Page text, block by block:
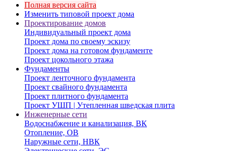
Полная версия сайта
Изменить типовой проект дома
Проектирование домов
Индивидуальный проект дома
Проект дома по своему эскизу
Проект дома на готовом фундаменте
Проект цокольного этажа
Фундаменты
Проект ленточного фундамента
Проект свайного фундамента
Проект плитного фундамента
Проект УШП | Утепленная шведская плита
Инженерные сети
Водоснабжение и канализация, ВК
Отопление, ОВ
Наружные сети, НВК